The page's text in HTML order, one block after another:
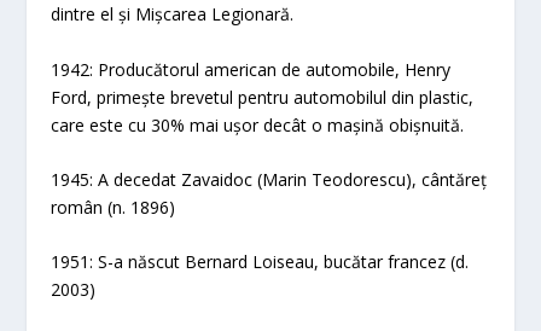
dintre el și Mișcarea Legionară.
1942: Producătorul american de automobile, Henry
Ford, primește brevetul pentru automobilul din plastic,
care este cu 30% mai ușor decât o mașină obișnuită.
1945: A decedat Zavaidoc (Marin Teodorescu), cântăreț
român (n. 1896)
1951: S-a născut Bernard Loiseau, bucătar francez (d.
2003)